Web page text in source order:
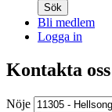
Sök
Bli medlem
Logga in
Kontakta oss
Nöje